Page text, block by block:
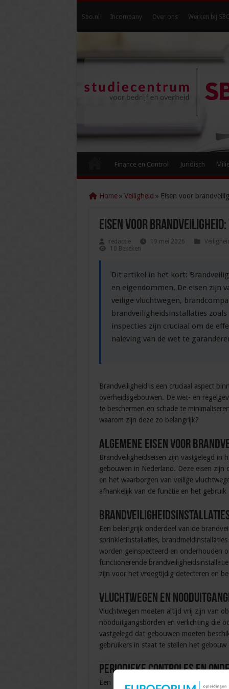
Sbo.nl Incompany Over ons Werken bij
Finance en Control Juridisch
Home » Veiligheid » Eisen voor
Eisen voor
redactie 19 mei 2026 Veiligheid
10 Bekeken
Dit artikel in het kort:
en eigendommen. De eisen zijn
veilige vluchtwegen,
brandveiligheidsinstallaties
inspecties zijn cruciaal om de
naleving van de wet te
Brandveiligheid is een cruciaal aspect
overheidsgebouwen. De wet- en
te beschermen en schade te
waarom zijn deze zo belangrijk?
Algemene eisen voor
Brandveiligheidseisen zijn vastgelegd
gebouwen in Nederland. Deze eisen
en het waarborgen van veilige
afhankelijk van de functie en het gebruik
Een belangrijk onderdeel van de
sprinklerinstallaties,
worden geïnspecteerd en onderhouden
functionerende
zijn voor het vroegtijdig detecteren en
Vluchtwegen en
Vluchtwegen moeten altijd vrij zijn van
nooduitgangsborden en verlichting die
vastgelegd dat gebouwen moeten
gebruikers in staat te stellen het
Periodieke controles en
Een goede brandveiligheid vereist